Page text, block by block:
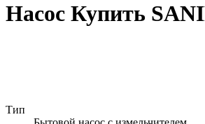
Насос Купить
Тип